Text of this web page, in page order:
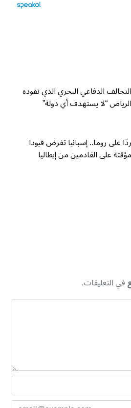
التحالف الدفاعي البحري الذي تقوده
الرياض “لا يستهدف أي دولة”
ردًا على روما.. إسبانيا تفرض قيودا
مؤقتة على القادمين من إيطاليا
في التعليقات.